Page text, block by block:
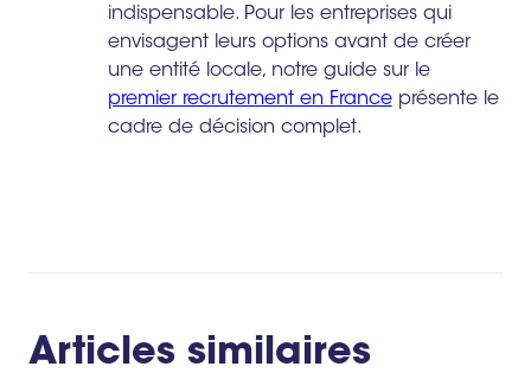
indispensable. Pour les entreprises qui
envisagent leurs options avant de créer
une entité locale, notre guide sur le
premier recrutement en Franceprésente le
cadre de décision complet.
Articles similaires